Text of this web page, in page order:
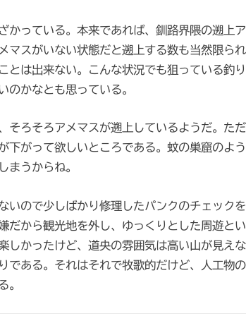
かっている。本来であれば、釧路界隈の遡上
マスがいない状態だと遡上する数も当然限ら
とは出来ない。こんな状況でも狙っている釣
のかなとも思っている。
そろそろアメマスが遡上しているようだ。た
下がって欲しいところである。蚊の巣窟のよ
まうからね。
いので少しばかり修理したパンクのチェック
だから観光地を外し、ゆっくりとした周遊と
しかったけど、道央の雰囲気は高い山が見え
である。それはそれで牧歌的だけど、人工物
。